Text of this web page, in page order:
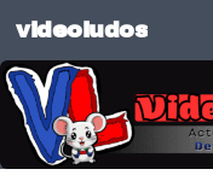
Skip to content
videoludos